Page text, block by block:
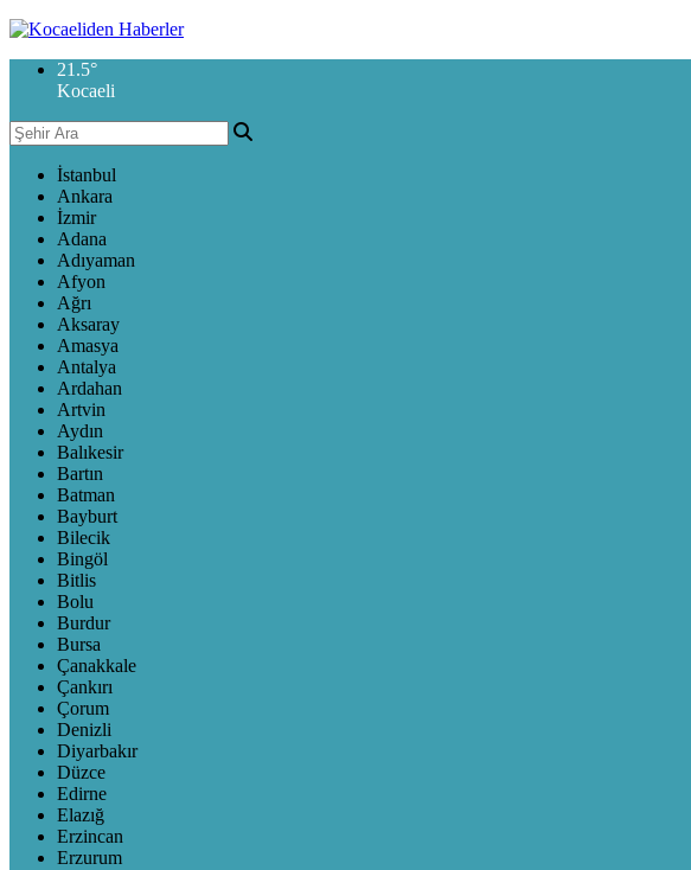
21.5°
Kocaeli
İstanbul
Ankara
İzmir
Adana
Adıyaman
Afyon
Ağrı
Aksaray
Amasya
Antalya
Ardahan
Artvin
Aydın
Balıkesir
Bartın
Batman
Bayburt
Bilecik
Bingöl
Bitlis
Bolu
Burdur
Bursa
Çanakkale
Çankırı
Çorum
Denizli
Diyarbakır
Düzce
Edirne
Elazığ
Erzincan
Erzurum